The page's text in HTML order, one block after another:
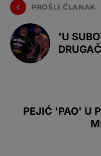
PROŠLI ČLANAK
'U
PEJIĆ 'PAO' U